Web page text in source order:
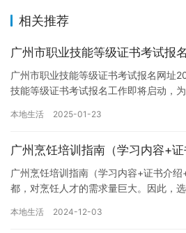
相关推荐
广州市职业技能等级证书考试报
广州市职业技能等级证书考试报名网址
技能等级证书考试报名工作即将启动，
本地生活 2025-01-23
广州烹饪培训指南（学习内容+证
广州烹饪培训指南（学习内容+证书介
都，对烹饪人才的需求量巨大。因此，
细…
本地生活 2024-12-03